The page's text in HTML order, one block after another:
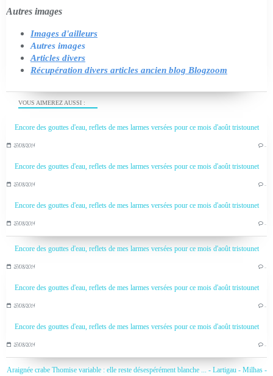
VOUS AIMEREZ AUSSI :
Encore des gouttes d'eau, reflets de mes larmes versées pour ce mois d'août tristounet
27/08/2014 …
Encore des gouttes d'eau, reflets de mes larmes versées pour ce mois d'août tristounet
27/08/2014 …
Encore des gouttes d'eau, reflets de mes larmes versées pour ce mois d'août tristounet
27/08/2014 …
Encore des gouttes d'eau, reflets de mes larmes versées pour ce mois d'août tristounet
27/08/2014 …
Encore des gouttes d'eau, reflets de mes larmes versées pour ce mois d'août tristounet
27/08/2014 …
Encore des gouttes d'eau, reflets de mes larmes versées pour ce mois d'août tristounet
27/08/2014 …
Araignée crabe Thomise variable : elle reste désespérément blanche ... - Lartigau - Milhas -
Autres images
Images d'ailleurs
Autres images
Articles divers
Récupération divers articles ancien blog Blogzoom